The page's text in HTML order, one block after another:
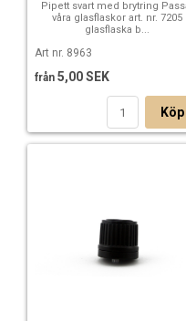
7418 Kapsyl lila barnsäker
7419 Kapsyl lila tjock insats
8977 Pump till glasflaska
Pipett svart med brytring
våra glasflaskor art. nr. 7205
glasflaska b...
Art nr. 8963
från 5,00 SEK
Köp